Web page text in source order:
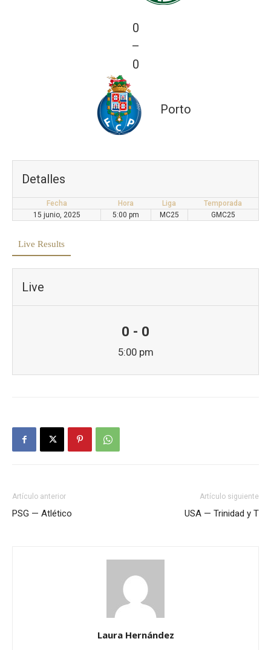
0
—
0
Porto
Detalles
Fecha Hora Liga
Temporada
15 junio, 2025
5:00 pm MC25 GMC25
Live Results
Live
0 - 0
5:00 pm
Artículo anterior
PSG — Atlético
Artículo siguiente
USA — Trinidad y T
Laura Hernández